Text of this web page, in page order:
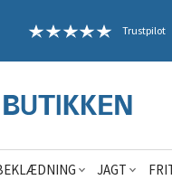
Trustpilot
JAGT